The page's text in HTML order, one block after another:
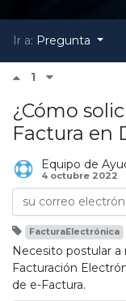
Ir a: Pregunta
1
¿Cómo
Factura en
Equipo de
4 octubre 2022
FacturaElectrónica
Necesito postular
Facturación
de e-Factura.